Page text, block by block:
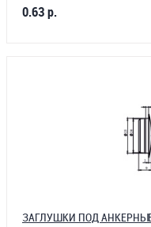
0.63 р.
ЗАГЛУШКИ ПОД